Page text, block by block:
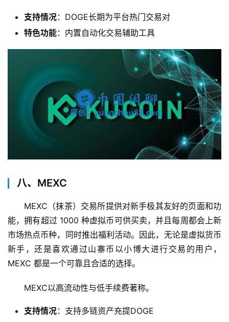
种
新
闻
题
支持情况：DOGE长期为平台热门交易对
特色功能：内置自动化交易辅助工具
八、MEXC
MEXC（抹茶）交易所提供对新手极其友好的页面和功
能，拥有超过 1000 种虚拟币可供买卖，并且每周都会上新
市场热点币种，同时推出福利活动。因此，无论是虚拟货币
新手，还是喜欢通过山寨币以小博大进行交易的用户，
MEXC 都是一个可靠且合适的选择。
MEXC以高流动性与低手续费著称。
支持情况：支持多链资产充提DOGE